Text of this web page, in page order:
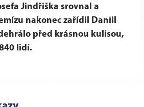
Jindřiška srovnal a
nakonec zařídil Daniil
před krásnou kulisou,
lidí.